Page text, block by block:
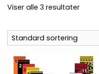
Viser alle 3 resultater